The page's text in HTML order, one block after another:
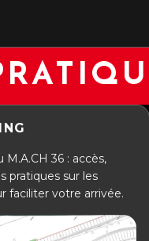
36 : accès,
pratiques sur les
faciliter votre arrivée.